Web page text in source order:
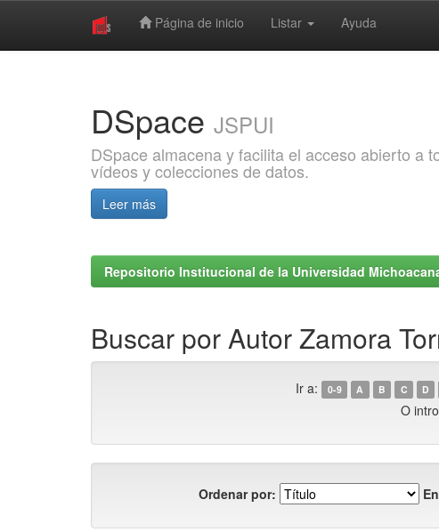
Página de inicio Listar Ayuda
DSpace JSPUI
DSpace almacena y facilita el acceso abierto a
vídeos y colecciones de datos.
Leer más
Repositorio Institucional de la Universidad
Buscar por Autor Zamora
Ir a: 0-9 A B C D
O
Ordenar por: